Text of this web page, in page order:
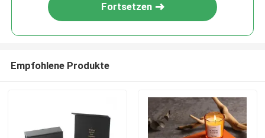
Fortsetzen
Empfohlene Produkte